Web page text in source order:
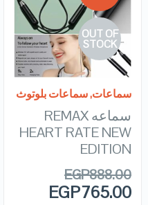
OUT OF
STOCK
QUICK LOOK
VIEW DETAILS
READ MORE
سماعات,سماعات بلوتوث
سماعه REMAX
HEART RATE NEW
EDITION
EGP888.00
EGP765.00